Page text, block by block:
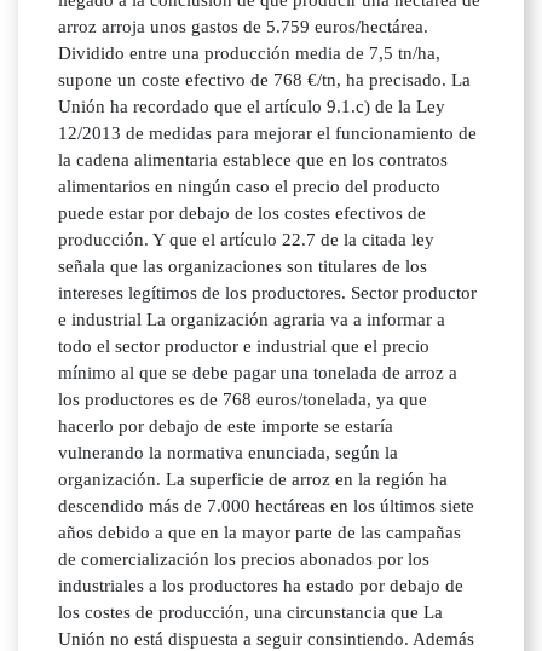
arroz arroja unos gastos de 5.759 euros/hectárea.
Dividido entre una producción media de 7,5 tn/ha,
supone un coste efectivo de 768 €/tn, ha precisado. La
Unión ha recordado que el artículo 9.1.c) de la Ley
12/2013 de medidas para mejorar el funcionamiento de
la cadena alimentaria establece que en los contratos
alimentarios en ningún caso el precio del producto
puede estar por debajo de los costes efectivos de
producción. Y que el artículo 22.7 de la citada ley
señala que las organizaciones son titulares de los
intereses legítimos de los productores. Sector productor
e industrial La organización agraria va a informar a
todo el sector productor e industrial que el precio
mínimo al que se debe pagar una tonelada de arroz a
los productores es de 768 euros/tonelada, ya que
hacerlo por debajo de este importe se estaría
vulnerando la normativa enunciada, según la
organización. La superficie de arroz en la región ha
descendido más de 7.000 hectáreas en los últimos siete
años debido a que en la mayor parte de las campañas
de comercialización los precios abonados por los
industriales a los productores ha estado por debajo de
los costes de producción, una circunstancia que La
Unión no está dispuesta a seguir consintiendo. Además